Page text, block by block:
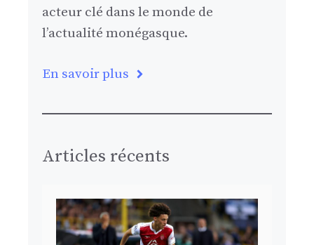
acteur clé dans le monde de
l’actualité monégasque.
En savoir plus
Articles récents